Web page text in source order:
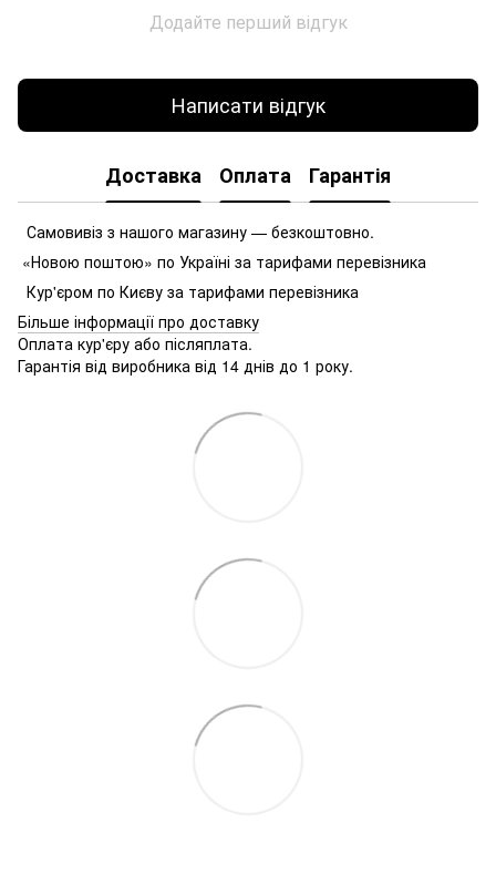
Додайте перший відгук
Написати відгук
Доставка Оплата Гарантія
Самовивіз з нашого магазину — безкоштовно.
«Новою поштою» по Україні за тарифами перевізника
Кур'єром по Києву за тарифами перевізника
Більше інформації про доставку
Оплата кур'єру або післяплата.
Гарантія від виробника від 14 днів до 1 року.